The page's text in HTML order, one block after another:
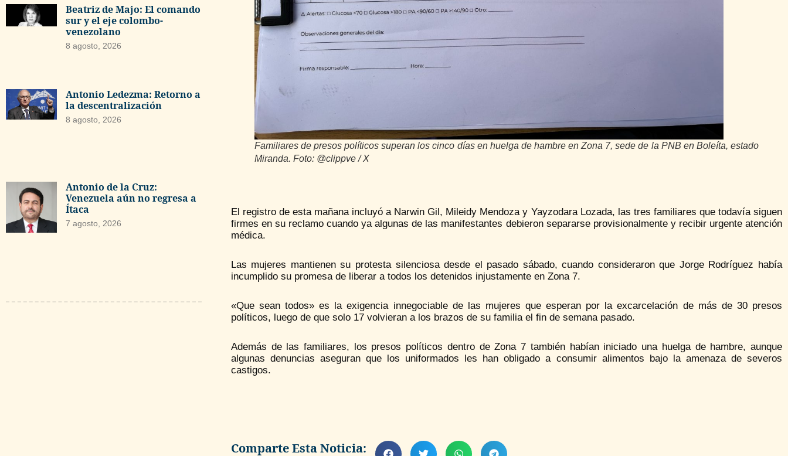
Beatriz de Majo: El comando
sur y el eje colombo-
venezolano
8 agosto, 2026
Antonio Ledezma: Retorno a
la descentralización
8 agosto, 2026
Antonio de la Cruz:
Venezuela aún no regresa a
Ítaca
7 agosto, 2026
Familiares de presos políticos superan los cinco días en huelga de hambre en Zona 7, sede de la PNB en Boleíta, estado
Miranda. Foto: @clippve / X
El registro de esta mañana incluyó a Narwin Gil, Mileidy Mendoza y Yayzodara Lozada, las tres familiares que todavía siguen
firmes en su reclamo cuando ya algunas de las manifestantes debieron separarse provisionalmente y recibir urgente atención
médica.
Las mujeres mantienen su protesta silenciosa desde el pasado sábado, cuando consideraron que Jorge Rodríguez había
incumplido su promesa de liberar a todos los detenidos injustamente en Zona 7.
«Que sean todos» es la exigencia innegociable de las mujeres que esperan por la excarcelación de más de 30 presos
políticos, luego de que solo 17 volvieran a los brazos de su familia el fin de semana pasado.
Además de las familiares, los presos políticos dentro de Zona 7 también habían iniciado una huelga de hambre, aunque
algunas denuncias aseguran que los uniformados les han obligado a consumir alimentos bajo la amenaza de severos
castigos.
Comparte Esta Noticia: